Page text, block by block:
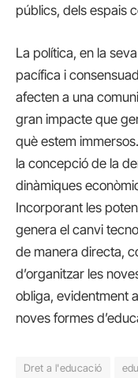
públics, dels espais
La política, en la
pacífica i
afecten a una
gran impacte que
què estem
la concepció de la
dinàmiques
Incorporant les
genera el canvi
de manera directa,
d’organitzar les
obliga, evidentment
noves formes
Dret a l'educació